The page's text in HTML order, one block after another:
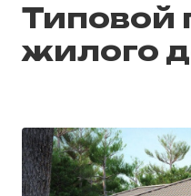
Типовой
жилого